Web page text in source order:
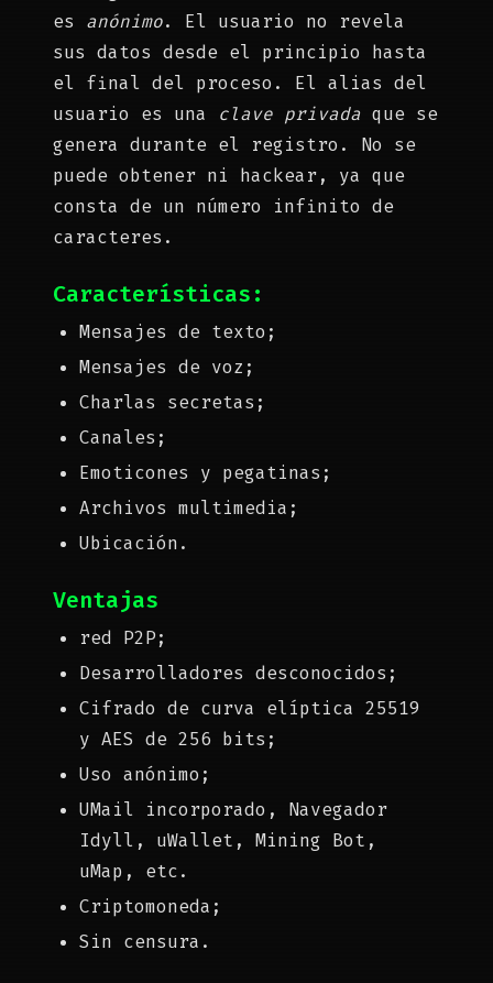
es anónimo. El usuario no revela
sus datos desde el principio hasta
el final del proceso. El alias del
usuario es una clave privada que se
genera durante el registro. No se
puede obtener ni hackear, ya que
consta de un número infinito de
caracteres.
Características:
Mensajes de texto;
Mensajes de voz;
Charlas secretas;
Canales;
Emoticones y pegatinas;
Archivos multimedia;
Ubicación.
Ventajas
red P2P;
Desarrolladores desconocidos;
Cifrado de curva elíptica 25519
y AES de 256 bits;
Uso anónimo;
UMail incorporado, Navegador
Idyll, uWallet, Mining Bot,
uMap, etc.
Criptomoneda;
Sin censura.